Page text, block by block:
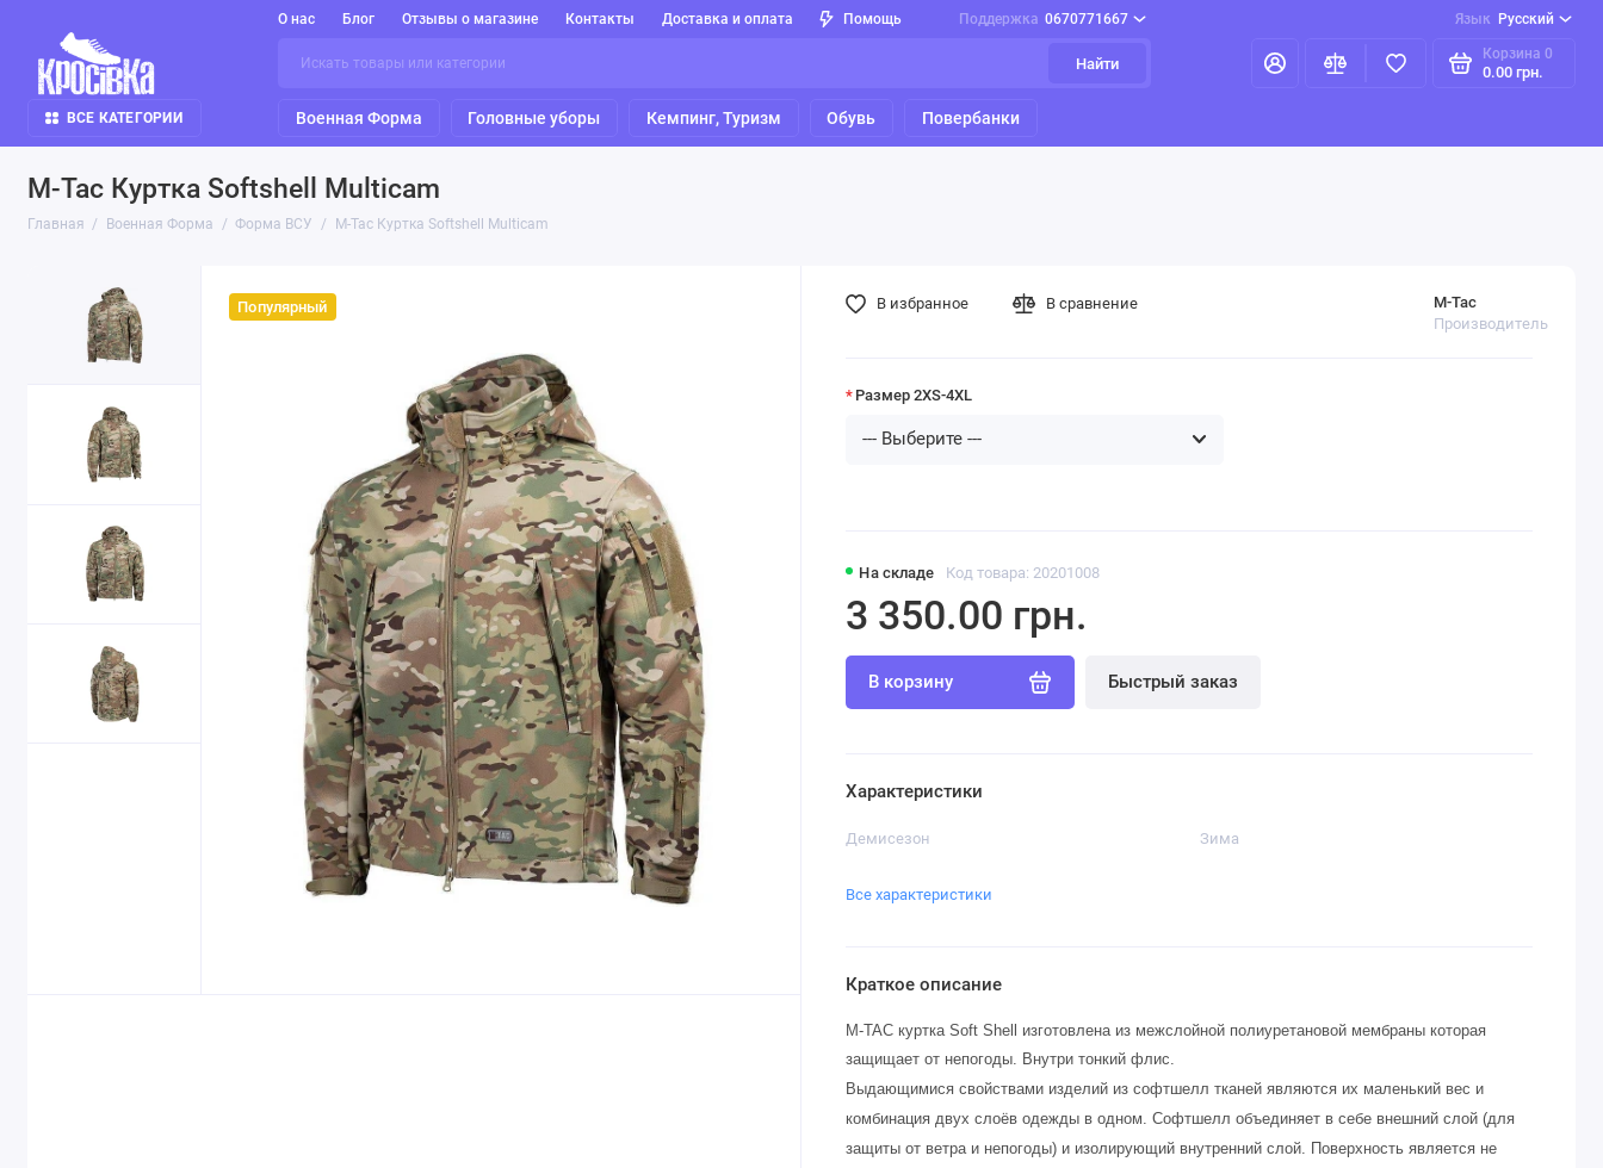
О нас Блог Отзывы о магазине Контакты Доставка и оплата Помощь Поддержка 0670771667 Язык Русский
Найти
Корзина 0
0.00 грн.
ВСЕ КАТЕГОРИИ Военная Форма Головные уборы Кемпинг, Туризм Обувь Повербанки
M-Tac Куртка Softshell Multicam
Главная Военная Форма Форма ВСУ M-Tac Куртка Softshell Multicam
Популярный
На складе Код товара: 20201008
M-Tac
Производитель
3 350.00 грн.
В корзину Быстрый заказ
В избранное В сравнение
Размер 2XS-4XL
Характеристики
Демисезон Зима
Все характеристики
Краткое описание
M-TAC куртка Soft Shell изготовлена из межслойной полиуретановой мембраны которая
защищает от непогоды. Внутри тонкий флис.
Выдающимися свойствами изделий из софтшелл тканей являются их маленький вес и
комбинация двух слоёв одежды в одном. Софтшелл объединяет в себе внешний слой (для
защиты от ветра и непогоды) и изолирующий внутренний слой. Поверхность является не